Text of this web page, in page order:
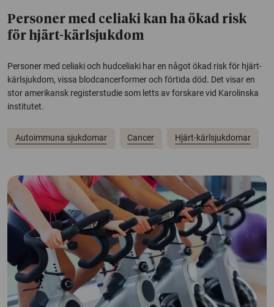
Personer med celiaki kan ha ökad risk
för hjärt-kärlsjukdom
Personer med celiaki och hudceliaki har en något ökad risk för hjärt-
kärlsjukdom, vissa blodcancerformer och förtida död. Det visar en
stor amerikansk registerstudie som letts av forskare vid Karolinska
institutet.
Autoimmuna sjukdomar Cancer Hjärt-kärlsjukdomar